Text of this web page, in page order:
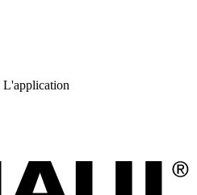
L'application